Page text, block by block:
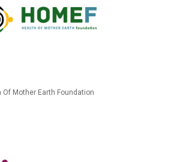
Of Mother Earth Foundation